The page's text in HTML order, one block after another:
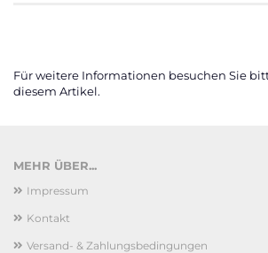
Für weitere Informationen besuchen Sie
diesem Artikel.
MEHR ÜBER...
Impressum
Kontakt
Versand- & Zahlungsbedingungen